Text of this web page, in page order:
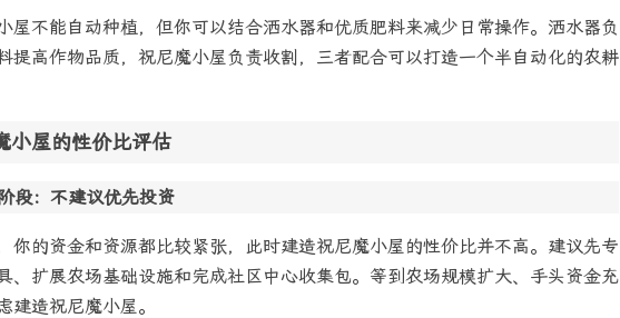
屋不能自动种植，但你可以结合洒水器和优质肥料来减少日常操作。洒水器负
提高作物品质，祝尼魔小屋负责收割，三者配合可以打造一个半自动化的农耕
小屋的性价比评估
段：不建议优先投资
你的资金和资源都比较紧张，此时建造祝尼魔小屋的性价比并不高。建议先专
、扩展农场基础设施和完成社区中心收集包。等到农场规模扩大、手头资金充
建造祝尼魔小屋。